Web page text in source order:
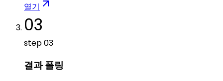
열기
03
step03
결과 폴링